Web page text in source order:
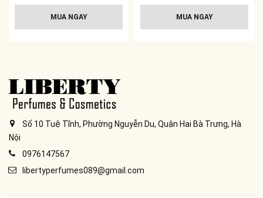
MUA NGAY MUA NGAY
Số 10 Tuệ Tĩnh, Phường Nguyễn Du, Quận Hai Bà Trưng, Hà
Nội
0976147567
libertyperfumes089@gmail.com